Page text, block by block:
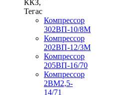
ККЗ,
Тегас
Компрессор
302ВП-10/8М
Компрессор
202ВП-12/3М
Компрессор
205ВП-16/70
Компрессор
2ВМ2,5-
14/71